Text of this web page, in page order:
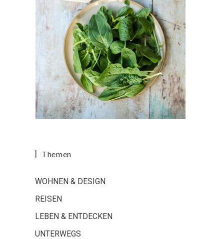
Themen
WOHNEN & DESIGN
REISEN
LEBEN & ENTDECKEN
UNTERWEGS